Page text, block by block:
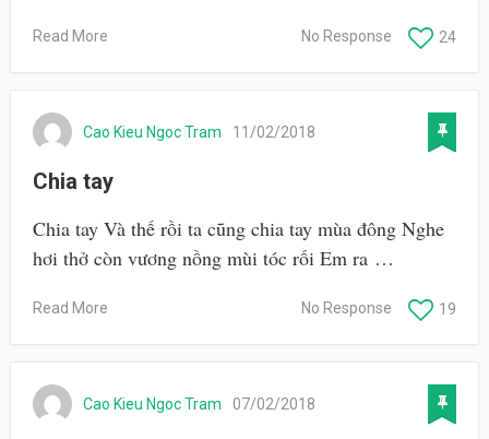
Read More 24
No Response
Cao Kieu Ngoc Tram 11/02/2018
Chia tay
Chia tay Và thế rồi ta cũng chia tay mùa đông Nghe
hơi thở còn vương nồng mùi tóc rối Em ra …
Read More 19
No Response
Cao Kieu Ngoc Tram 07/02/2018